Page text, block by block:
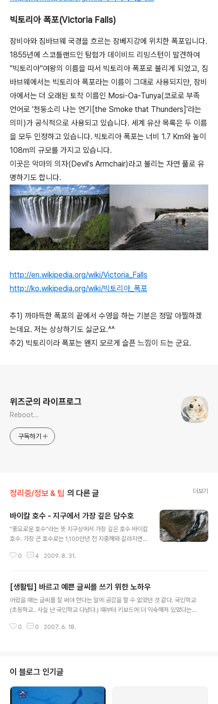
빅토리아 폭포(Victoria Falls)
잠비아와 짐바브웨 국경을 흐르는 잠베지강에 위치한 폭포입니다.
1855년에 스코틀랜드인 탐험가 데이비드 리빙스턴이 발견하여
"빅토리아"여왕의 이름을 따서 빅토리아 폭포로 불리게 되었고, 짐
바브웨에서는 빅토리아 폭포라는 이름이 그대로 사용되지만, 잠비
아에서는 더 오래된 토착 이름인 Mosi-Oa-Tunya(코로로 부족
언어로 '천둥소리 나는 연기[the Smoke that Thunders]'라는
의미)가 공식적으로 사용되고 있습니다. 세계 유산 목록은 두 이름
을 모두 인정하고 있습니다. 빅토리아 폭포는 너비 1.7 Km와 높이
108m의 규모를 가지고 있습니다.
이곳은 악마의 의자(Devil's Armchair)라고 불리는 자연 풀로 유
명하기도 합니다.
http://en.wikipedia.org/wiki/Victoria_Falls
http://ko.wikipedia.org/wiki/빅토리아_폭포
추1) 까마득한 폭포의 끝에서 수영을 하는 기분은 정말 아찔하겠
는데요. 저는 상상하기도 싫군요.^^
추2) 빅토리이라 폭포는 왠지 모르게 슬픈 느낌이 드는 군요.
위즈군의 라이프로그
Reboot...
구독하기
정리중/정보 & 팁 의 다른 글 더보기
바이칼 호수 - 지구에서 가장 깊은 담수호
"풍요로운 호수"라는 뜻 지구상에서 가장 깊은 호수 바이칼
호수. 가장 큰 호수로는 1,100만년 전 지중해와 갈라지면서
바다로 보는 견해도 있습니다. 가장 넓은 담수호는 북아메
(Lake Superior), 미시간 호(Lake Michigan), 휴런 호
(Lake Huron), 이리 호(Lake Erie), 온타리오 호(Lake
Ontario)로 구성되고, 전세계 담수 량의 20%에 해당하는
g/wiki/Great_Lakes)는 지구 상에서 가장 큰..
0 4 2009. 8. 31.
[생활팁] 바르고 예쁜 글씨를 쓰기 위한 노하우
어렸을 때는 글씨를 잘 써야 한다는 말에 공감을 할 수 없었던 것 같다. 국민학교
(초등학교.. 사실 난 국민학교 다녔다.) 때부터 키보드에 더 익숙해져 있었다는
기의 노하우가 있기에 살짝 퍼왔다. 한글의 자음은 모음과의 결합 위치에 따라
들여 글씨를 바꿀 수 있지만 글씨를 결합하는 방법을 알고 나면 까마득했던 긴
길이 그리 멀지 않음을 실감할 것이다. 첫째, 자음과 모음의 위 아래 길이를 1:..
0 0 2007. 6. 18.
이 블로그 인기글